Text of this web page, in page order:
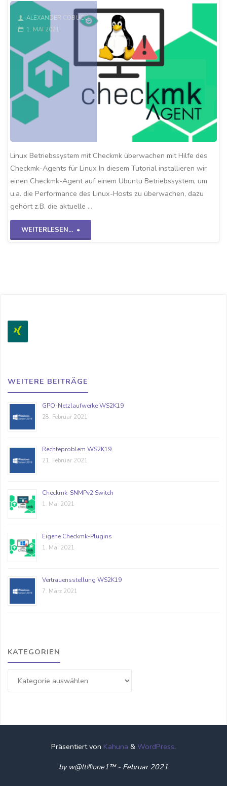
ALEXANDER COBUCCI
1. MAI 2021
Linux Betriebssystem mit Checkmk überwachen mit Hilfe des
Checkmk-Agents für Linux In diesem Tutorial installieren wir
einen Checkmk-Agent auf einem Ubuntu Betriebssystem, um
u.a. die Performance des Linux-Hosts zu überwachen, dazu
gehört z.B. die aktuelle …
WEITERLESEN...
"Checkmk-
WEITERE BEITRÄGE
GPO-Netzlaufwerke WS2K19
28. Februar 2021
Rechteproblem WS2K19
21. Februar 2021
Checkmk-SNMPv2 Switch
1. Mai 2021
Eigene Checkmk-Plugins
1. Mai 2021
Vertrauensstellung WS2K19
7. März 2021
KATEGORIEN
Präsentiert von Kahuna & WordPress.
by w@lt®one1™ - Februar 2021